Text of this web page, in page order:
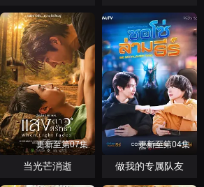
更新至第07集
当光芒消逝
更新至第04集
做我的专属队友